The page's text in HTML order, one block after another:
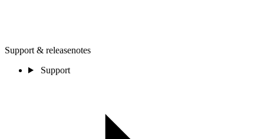
Support & releasenotes
Support